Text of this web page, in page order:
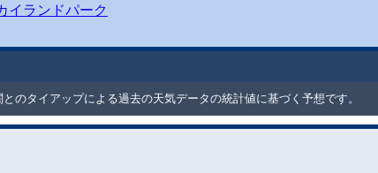
イランドパーク
のタイアップによる過去の天気データの統計値に基づく予想です。